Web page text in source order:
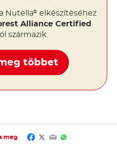
Nutella® elkészítéséhez
Alliance Certified
származik.
többet
meg Facebook
Twitter
EmailWhatsApp